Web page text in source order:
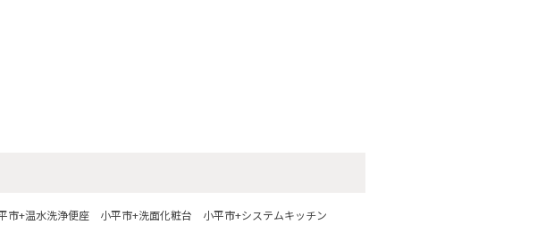
市+温水洗浄便座 小平市+洗面化粧台
小平市+システムキッチン